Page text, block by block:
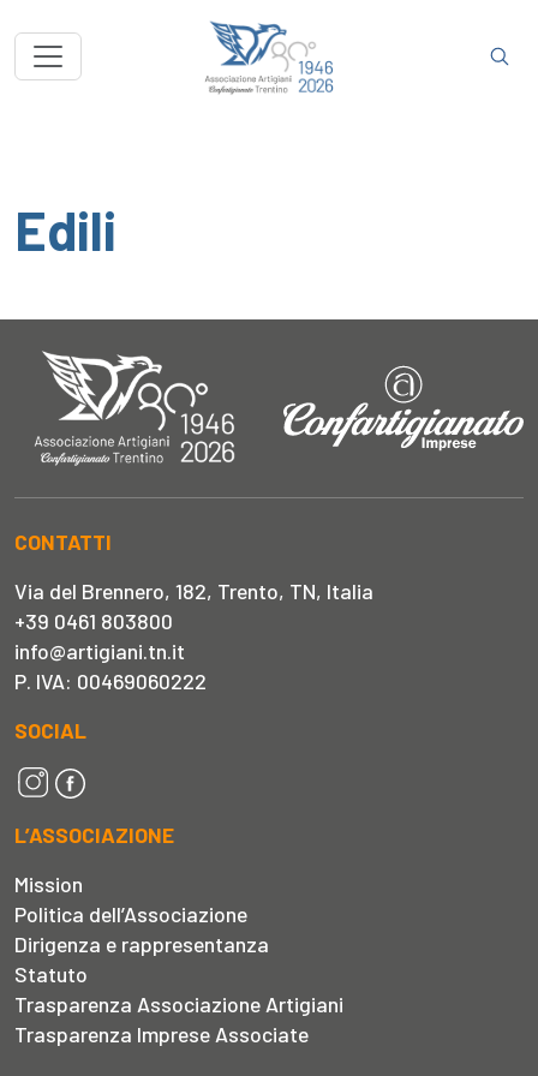
Edili
CONTATTI
Via del Brennero, 182, Trento, TN, Italia
+39 0461 803800
info@artigiani.tn.it
P. IVA: 00469060222
SOCIAL
L’ASSOCIAZIONE
Mission
Politica dell’Associazione
Dirigenza e rappresentanza
Statuto
Trasparenza Associazione Artigiani
Trasparenza Imprese Associate